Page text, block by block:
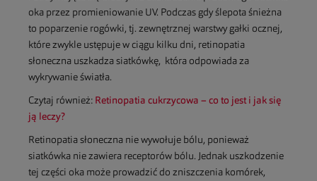
oka przez promieniowanie UV. Podczas gdy ślepota śnieżna
to poparzenie rogówki, tj. zewnętrznej warstwy gałki ocznej,
które zwykle ustępuje w ciągu kilku dni, retinopatia
słoneczna uszkadza siatkówkę, która odpowiada za
wykrywanie światła.
Czytaj również: Retinopatia cukrzycowa – co to jest i jak się
ją leczy?
Retinopatia słoneczna nie wywołuje bólu, ponieważ
siatkówka nie zawiera receptorów bólu. Jednak uszkodzenie
tej części oka może prowadzić do zniszczenia komórek,